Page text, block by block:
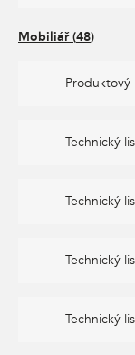
Mobiliář(48)
Produktový
Technický
Technický
Technický
Technický